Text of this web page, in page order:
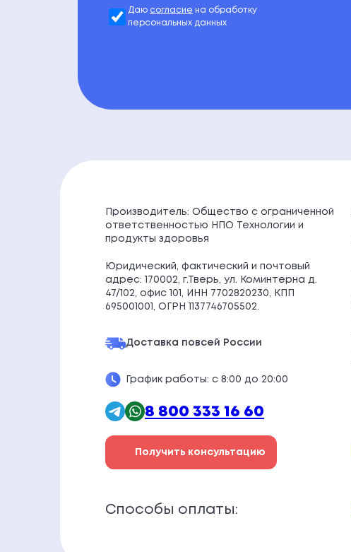
Даю согласие на обработку
персональных данных
Производитель: Общество с ограниченной
ответственностью НПО Технологии и
продукты здоровья
Юридический, фактический и почтовый
адрес: 170002, г.Тверь, ул. Коминтерна д.
47/102, офис 101, ИНН 7702820230, КПП
695001001, ОГРН 1137746705502.
Доставка повсей России
График работы: с 8:00 до 20:00
8 800 333 16 60
Получить консультацию
Способы оплаты: